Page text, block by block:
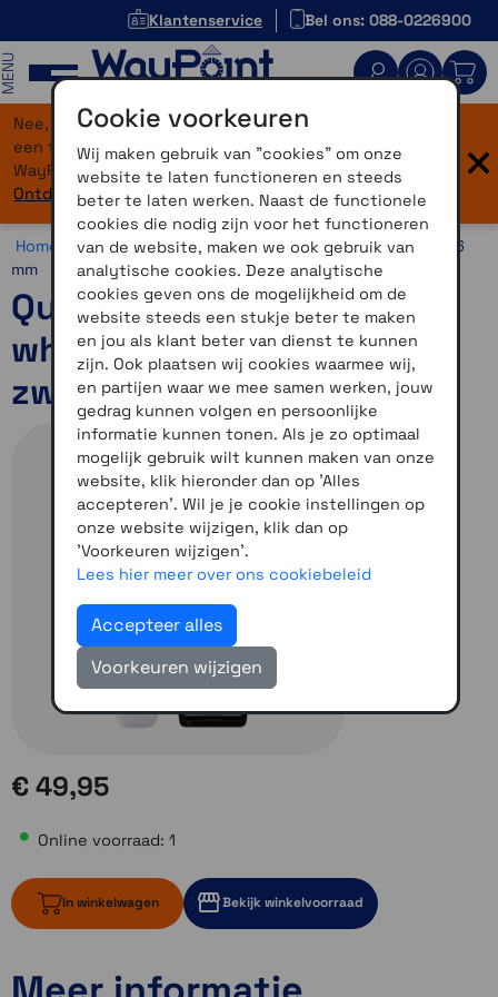
Klantenservice Bel ons: 088-0226900
Nee, je bent niet verdwaald! Onze website heeft
een flinke upgrade gekregen. Dezelfde vertrouwde
WayPoint-service, maar dan in een modern jasje.
Ontdek hier wat er allemaal nieuw is.
×
Home >Horloges >Horlogebandjes >26 mm >Quickfit 26
mm
Quickfit 26 polsband
whitestone siliconen met
zwarte hardware
€ 49,95
Online voorraad: 1
In winkelwagen Bekijk winkelvoorraad
1 op voorraad
Cookie voorkeuren
Wij maken gebruik van "cookies" om onze
website te laten functioneren en steeds
beter te laten werken. Naast de functionele
cookies die nodig zijn voor het functioneren
van de website, maken we ook gebruik van
analytische cookies. Deze analytische
cookies geven ons de mogelijkheid om de
website steeds een stukje beter te maken
en jou als klant beter van dienst te kunnen
zijn. Ook plaatsen wij cookies waarmee wij,
en partijen waar we mee samen werken, jouw
gedrag kunnen volgen en persoonlijke
informatie kunnen tonen. Als je zo optimaal
mogelijk gebruik wilt kunnen maken van onze
website, klik hieronder dan op 'Alles
accepteren'. Wil je je cookie instellingen op
onze website wijzigen, klik dan op
'Voorkeuren wijzigen'.
Lees hier meer over ons cookiebeleid
Accepteer alles
Voorkeuren wijzigen